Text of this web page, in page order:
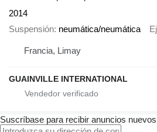
2014
Suspensión neumática/neumática
Francia, Limay
GUAINVILLE INTERNATIONAL
Suscríbase para recibir anuncios